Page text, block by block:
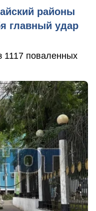
районы
главный удар
поваленных